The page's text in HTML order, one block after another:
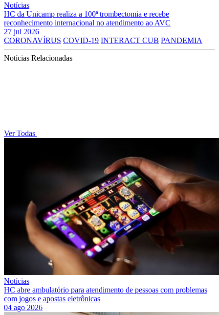
Notícias
HC da Unicamp realiza a 100ª trombectomia e recebe
reconhecimento internacional no atendimento ao AVC
27 jul 2026
CORONAVÍRUS COVID-19 INTERACT CUB PANDEMIA
Notícias Relacionadas
Ver Todas
Notícias
HC abre ambulatório para atendimento de pessoas com problemas
com jogos e apostas eletrônicas
04 ago 2026